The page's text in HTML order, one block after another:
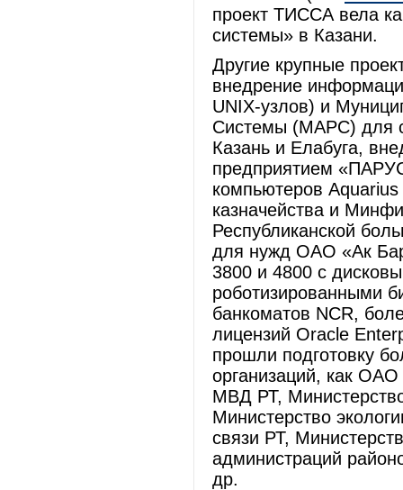
проект ТИССА вела
системы» в Казани.
Другие крупные
внедрение
UNIX-узлов) и
Системы (МАРС) для
Казань и Елабуга,
предприятием
компьютеров
казначейства и
Республиканской
для нужд ОАО «Ак
3800 и 4800 с
роботизированными
банкоматов NCR,
лицензий Oracle
прошли подготовку
организаций, как
МВД РТ,
Министерство
связи РТ,
администраций
др.